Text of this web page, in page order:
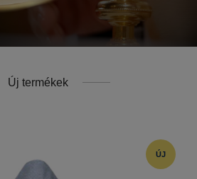
Új termékek
ÚJ